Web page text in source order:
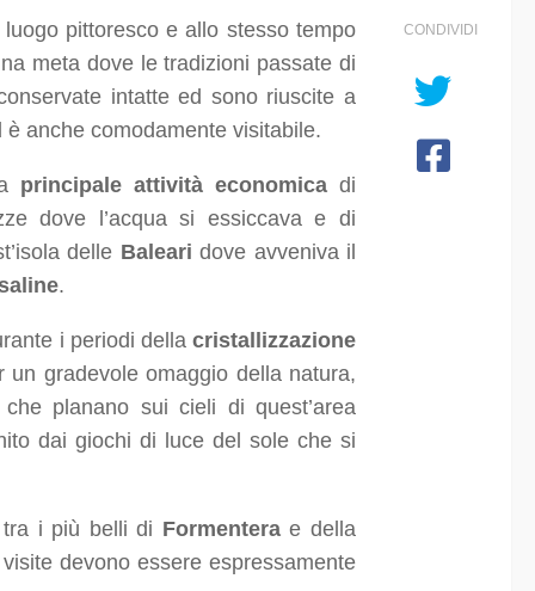
pittoresco e allo stesso tempo
meta dove le tradizioni passate di
intatte ed sono riuscite a
anche comodamente visitabile.
principale attività economicadi
dove l’acqua si essiccava e di
delle Baleari dove avveniva il
.
i periodi della cristallizzazione
gradevole omaggio della natura,
planano sui cieli di quest’area
dai giochi di luce del sole che si
i più belli di Formenterae della
devono essere espressamente
CONDIVIDI